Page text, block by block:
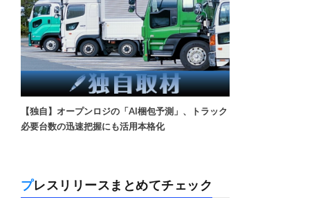
【独自】オープンロジの「AI梱包予測」、トラック
必要台数の迅速把握にも活用本格化
プレスリリースまとめてチェック